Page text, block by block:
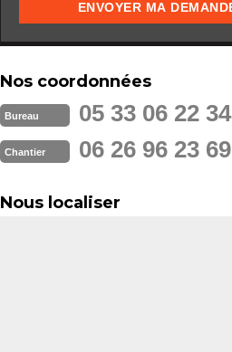
Nos coordonnées
Bureau 05 33 06 22 34
Chantier 06 26 96 23 69
Nous localiser